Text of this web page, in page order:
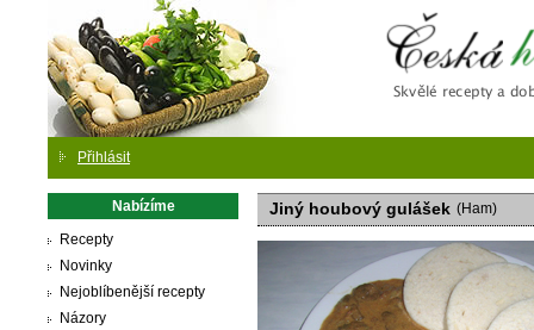
Přihlásit
Nabízíme
Recepty
Novinky
Nejoblíbenější recepty
Názory
Jiný houbový gulášek (Ham)